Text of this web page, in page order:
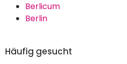
Berlicum
Berlin
Häufig gesucht